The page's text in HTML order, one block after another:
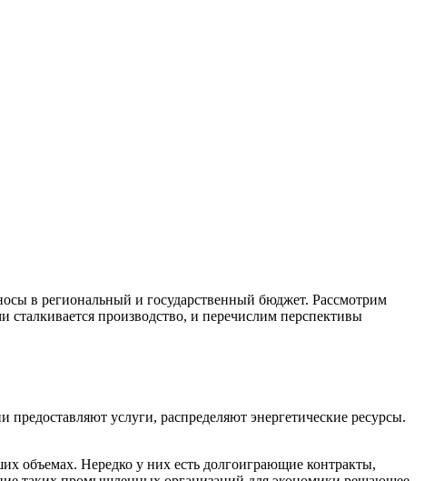
в региональный и государственный бюджет. Рассмотрим
производство, и перечислим перспективы
услуги, распределяют энергетические ресурсы.
Нередко у них есть долгоиграющие контракты,